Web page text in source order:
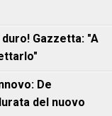
Gazzetta: "A
De
del nuovo